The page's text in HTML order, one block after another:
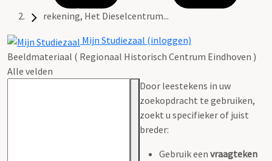
rekening, Het Dieselcentrum...
Mijn Studiezaal (inloggen)
Beeldmateriaal ( Regionaal Historisch Centrum Eindhoven )
Alle velden
Door leestekens in uw
zoekopdracht te gebruiken,
zoekt u specifieker of juist
breder:
Gebruik een vraagteken